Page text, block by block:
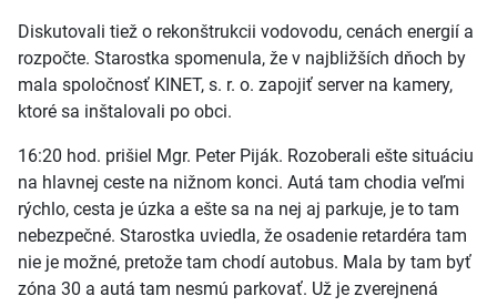
Diskutovali tiež o rekonštrukcii vodovodu, cenách energií a
rozpočte. Starostka spomenula, že v najbližších dňoch by
mala spoločnosť KINET, s. r. o. zapojiť server na kamery,
ktoré sa inštalovali po obci.
16:20 hod. prišiel Mgr. Peter Piják. Rozoberali ešte situáciu
na hlavnej ceste na nižnom konci. Autá tam chodia veľmi
rýchlo, cesta je úzka a ešte sa na nej aj parkuje, je to tam
nebezpečné. Starostka uviedla, že osadenie retardéra tam
nie je možné, pretože tam chodí autobus. Mala by tam byť
zóna 30 a autá tam nesmú parkovať. Už je zverejnená